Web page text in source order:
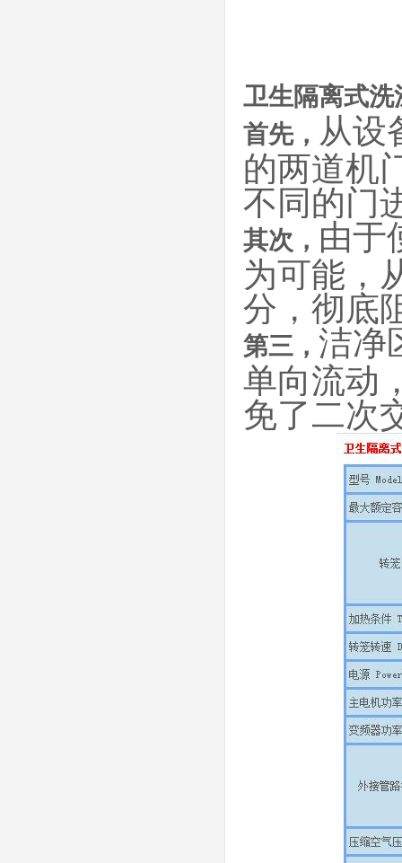
卫生隔离式
首先， 从设
的两道机
不同的门
其次， 由于
为可能，
分，彻底
第三， 洁净
单向流动
免了二次